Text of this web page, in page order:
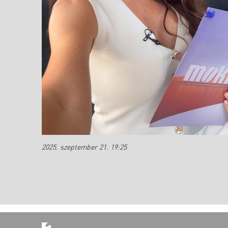
2025. szeptember 21. 19:25